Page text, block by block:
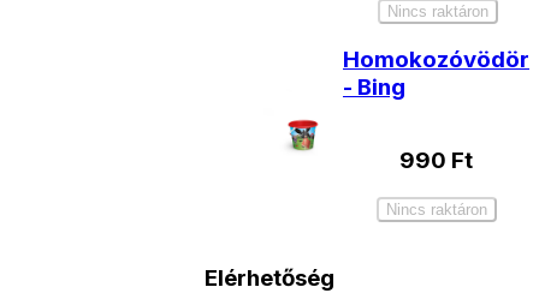
Nincs raktáron
Homokozóvödör
- Bing
990 Ft
Nincs raktáron
Elérhetőség